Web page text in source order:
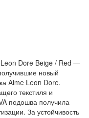
Leon Dore Beige / Red —
новый
Aime Leon Dore.
текстиля и
подошва получила
За устойчивость